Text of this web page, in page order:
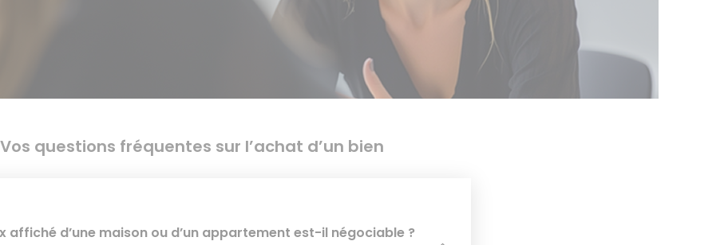
Vos questions fréquentes sur l’achat d’un bien
affiché d’une maison ou d’un appartement est-il négociable ?